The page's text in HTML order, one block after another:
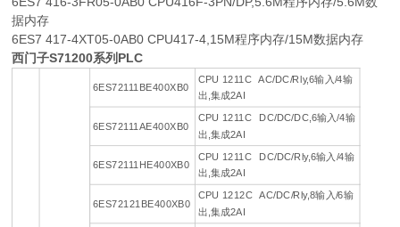
据内存
6ES7 417-4XT05-0AB0 CPU417-4,15M程序内存/15M数据内存
西门子S71200系列PLC
6ES72111BE400XB0
CPU 1211C AC/DC/Rly,6输入/4输
出,集成2AI
6ES72111AE400XB0
CPU 1211C DC/DC/DC,6输入/4输
出,集成2AI
6ES72111HE400XB0
CPU 1211C DC/DC/Rly,6输入/4输
出,集成2AI
6ES72121BE400XB0
CPU 1212C AC/DC/Rly,8输入/6输
出,集成2AI